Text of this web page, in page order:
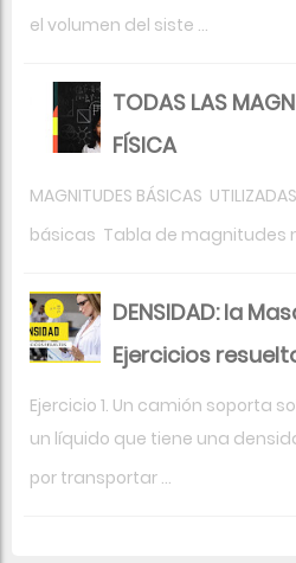
el volumen del siste ...
TODAS LAS
FÍSICA
MAGNITUDES BÁSICAS
básicas Tabla de magnitudes
DENSIDAD: la
Ejercicios
Ejercicio 1. Un camión soporta
un líquido que tiene una
por transportar ...